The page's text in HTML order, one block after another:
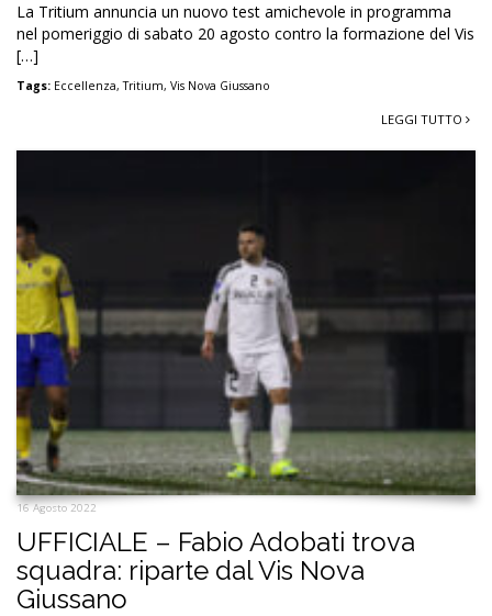
La Tritium annuncia un nuovo test amichevole in programma
nel pomeriggio di sabato 20 agosto contro la formazione del Vis
[…]
Tags: Eccellenza,Tritium, Vis Nova Giussano
LEGGI TUTTO
16 Agosto 2022
UFFICIALE – Fabio Adobati trova
squadra: riparte dal Vis Nova
Giussano